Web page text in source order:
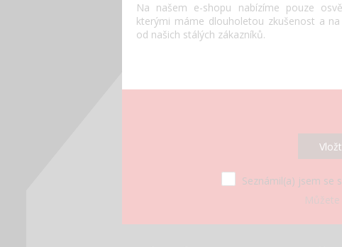
Na našem e-shopu nabízíme pouze
kterými máme dlouholetou zkušenost a
od našich stálých zákazníků.
Seznámil(a) jsem se
Můžete